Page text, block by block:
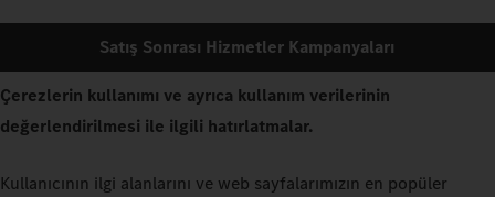
Satış Sonrası Hizmetler Kampanyaları
Çerezlerin kullanımı ve ayrıca kullanım verilerinin
değerlendirilmesi ile ilgili hatırlatmalar.
Kullanıcının ilgi alanlarını ve web sayfalarımızın en popüler